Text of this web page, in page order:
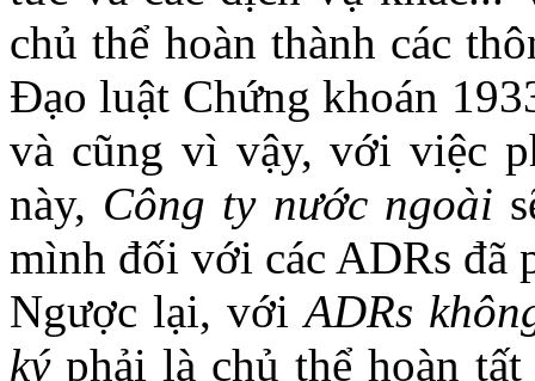
chủ thể hoàn thành các
Đạo luật Chứng khoán
và cũng vì vậy, với việc
này, Công ty nước ngoài
mình đối với các ADRs đã
Ngược lại, vớiADRs
kýphải là chủ thể hoàn